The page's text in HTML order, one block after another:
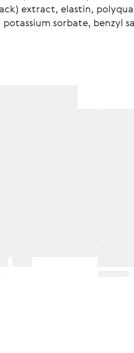
extract, elastin,
sorbate, benzyl